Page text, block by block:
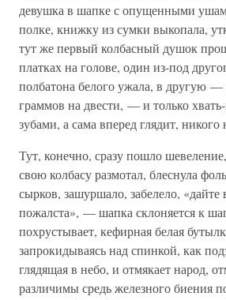
девушка в шапке с опущенными
полке, книжку из сумки выкопала,
тут же первый колбасный душок
платках на голове, один из-под
полбатона белого ужала, в другую —
граммов на двести, — и только
зубами, а сама вперед глядит, никого
Тут, конечно, сразу пошло
свою колбасу размотал, блеснула
сырков, зашуршало, забелело,
пожалста», — шапка склоняется к
похрустывает, кефирная белая
запрокидываясь над спинкой, как
глядящая в небо, и отмякает народ,
различимы средь железного биения